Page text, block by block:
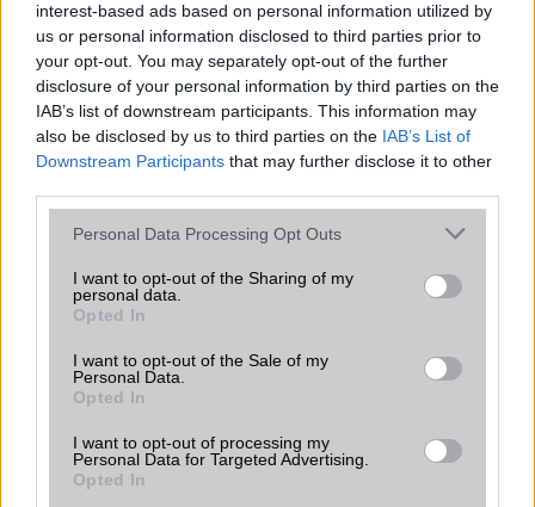
interest-based ads based on personal information utilized by
us or personal information disclosed to third parties prior to
your opt-out. You may separately opt-out of the further
disclosure of your personal information by third parties on the
IAB’s list of downstream participants. This information may
also be disclosed by us to third parties on the IAB’s List of
Downstream Participants that may further disclose it to other
Please note that this website/app uses one or more Google
not limited to your visit or usage behaviour. You may click to
grant or deny consent to Google and its third-party tags to
use your data for below specified purposes in below Google
consent section.
Personal Data Processing Opt Outs
I want to opt-out of the Sharing of my
personal data.
Opted In
I want to opt-out of the Sale of my
Personal Data.
Opted In
I want to opt-out of processing my
Personal Data for Targeted Advertising.
Opted In
Office alkalmazások alap szolgáltatás
Iránytũ ecompass
Extrák 24-bit/192kHz audio
EGYÉB
Vibra jelzés alap szolgáltatás
SIM típus eSIM
SIM-ek száma 2
Flight mode
Terület Globális
Funkciók
Brand Nincs
Védelem